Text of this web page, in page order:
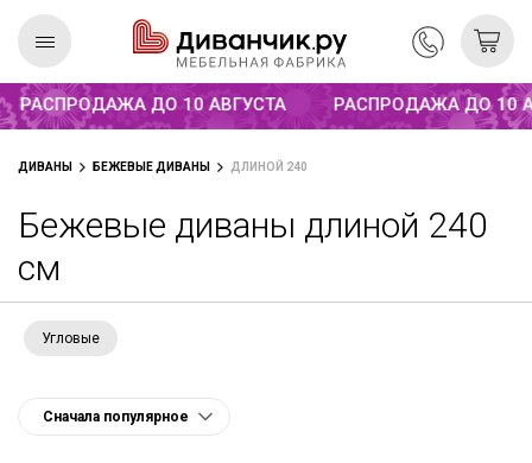
Распродажа до 10 августа
РАСПРОДАЖА ДО 10 АВГУСТА
РАСПРОДАЖА ДО 10
ДИВАНЫ БЕЖЕВЫЕ ДИВАНЫ ДЛИНОЙ 240
Бежевые диваны длиной 240
см
Угловые
коллекция